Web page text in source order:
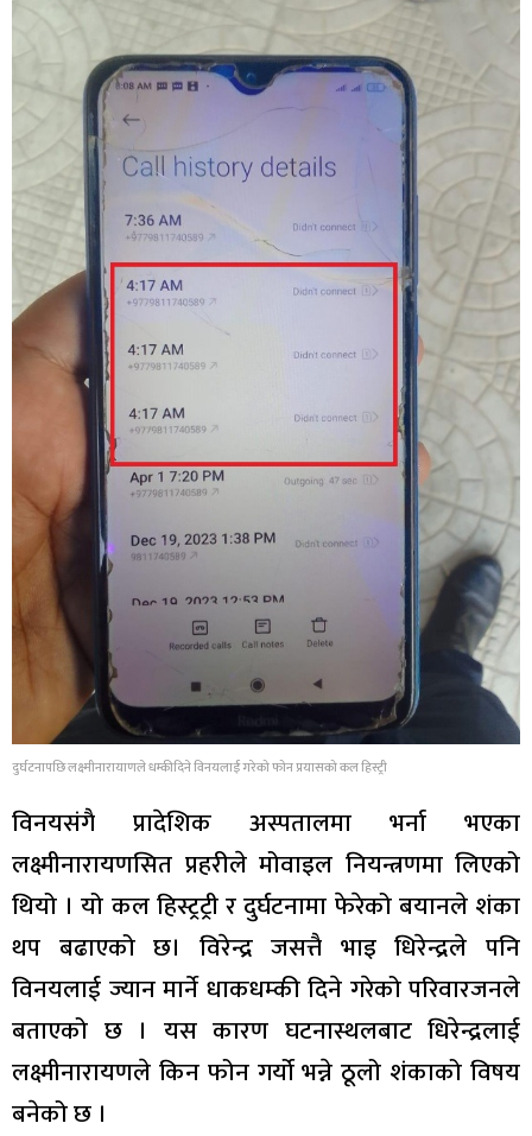
दुर्घटनापछि लक्ष्मीनारायाणले धम्कीदिने विनयलाई गरेको फोन प्रयासको कल हिस्ट्री
विनयसंगै प्रादेशिक अस्पतालमा भर्ना भएका
लक्ष्मीनारायणसित प्रहरीले मोवाइल नियन्त्रणमा लिएको
थियो । यो कल हिस्ट्रट्री र दुर्घटनामा फेरेको बयानले शंका
थप बढाएको छ। विरेन्द्र जसत्तै भाइ धिरेन्द्रले पनि
विनयलाई ज्यान मार्ने धाकधम्की दिने गरेको परिवारजनले
बताएको छ । यस कारण घटनास्थलबाट धिरेन्द्रलाई
लक्ष्मीनारायणले किन फोन गर्यो भन्ने ठूलो शंकाको विषय
बनेको छ ।